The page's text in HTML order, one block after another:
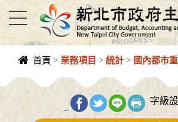
進入內容區塊
首頁 > 業務項目 > 統計> 國內都市
_
字級
中央內容區
塊